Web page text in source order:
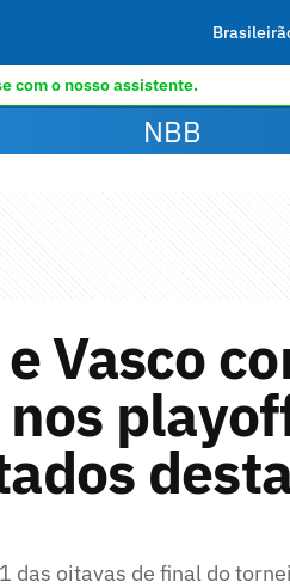
com o nosso assistente.
NBB
Vasco
das oitavas de final do